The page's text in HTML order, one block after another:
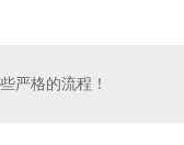
严格的流程！